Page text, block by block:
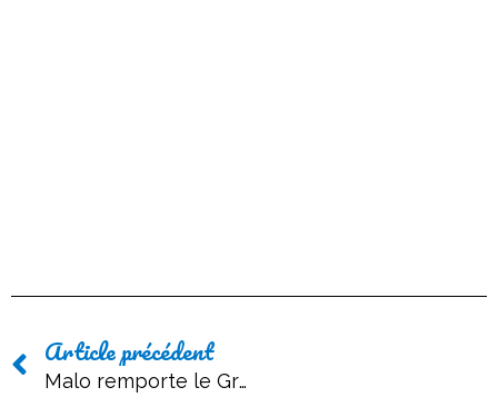
Article précédent
Malo remporte le Grand Prix Cuisine Actuelle 2023 !